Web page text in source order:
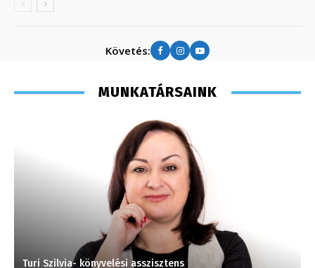
Követés:
MUNKATÁRSAINK
Turi Szilvia- könyvelési asszisztens